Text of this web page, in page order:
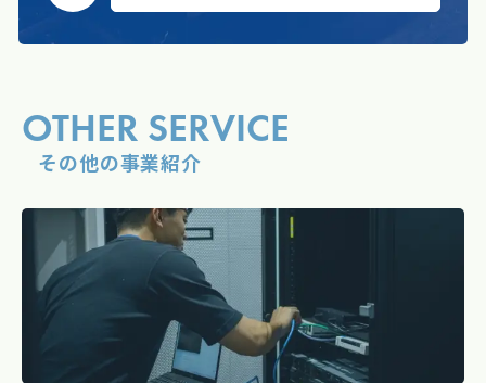
OTHER SERVICE
その他の事業紹介